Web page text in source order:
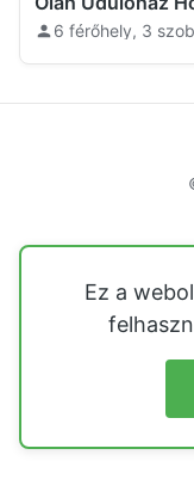
6 férőhely, 3
Ez a